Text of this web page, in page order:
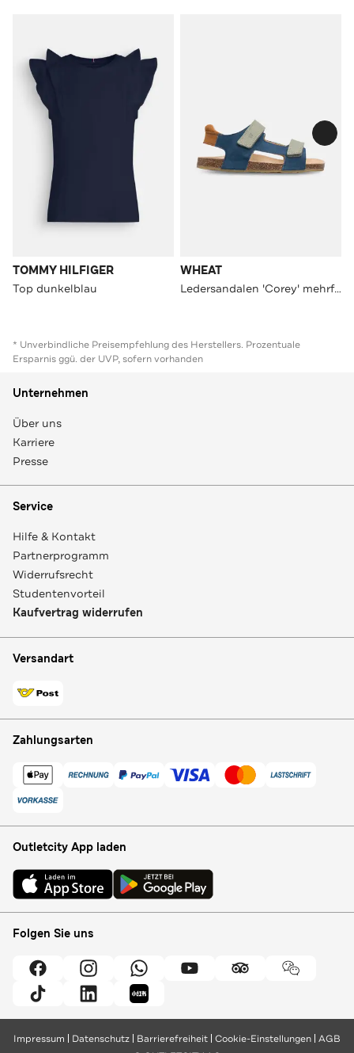
TOMMY HILFIGER
Top dunkelblau
WHEAT
Ledersandalen 'Corey' mehrfarbig
* Unverbindliche Preisempfehlung des Herstellers. Prozentuale
Ersparnis ggü. der UVP, sofern vorhanden
Unternehmen
Über uns
Karriere
Presse
Service
Hilfe & Kontakt
Partnerprogramm
Widerrufsrecht
Studentenvorteil
Kaufvertrag widerrufen
Versandart
Zahlungsarten
Outletcity App laden
Folgen Sie uns
Impressum Datenschutz Barrierefreiheit Cookie-Einstellungen AGB